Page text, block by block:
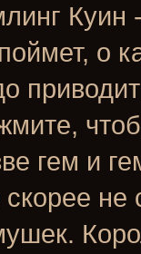
Куин
о
гем и
скорее